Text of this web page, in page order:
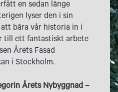
en sedan länge
lyser den i sin
bära vår historia in i
till ett fantastiskt arbete
Årets Fasad
i Stockholm.
Årets Nybyggnad –